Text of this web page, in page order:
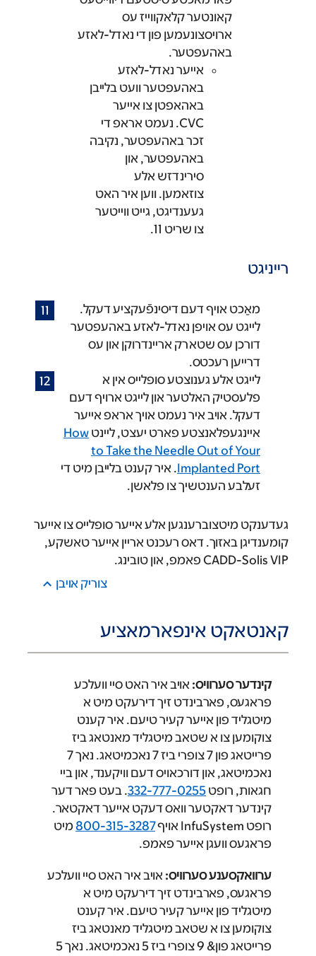
קאונטער קלאקווייז עס
ארויסצונעמען פון די נאדל-לאזע
באהעפטער.
אייער נאדל-לאזע
באהעפטער וועט בלייבן
באהאפטן צו אייער
CVC. נעמט אראפ די
זכר באהעפטער, נקיבה
באהעפטער, און
סירינדזש אלע
צוזאמען. ווען איר האט
געענדיגט, גייט ווייטער
צו שריט 11.
רײניגט
מאַכט אױף דעם דיסינפֿעקציע דעקל.
לייגט עס אויפן נאדל-לאזע באהעפטער
דורכן עס שטארק אריינדרוקן און עס
דרייען רעכטס.
לייגט אלע גענוצטע סופלייס אין א
פלעסטיק האלטער און לייגט ארויף דעם
דעקל. אויב איר נעמט אויך אראפ אייער
איינגעפלאנצטע פארט יעצט, ליינטHow
to Take the Needle Out of Your
Implanted Port. איר קענט בלייבן מיט די
זעלבע הענטשיך צו פלאשן.
געדענקט מיטצוברענגען אלע אייער סופלייס צו אייער
קומענדיגן באזוך. דאס רעכנט אריין אייער טאשקע,
CADD-Solis VIP פאמפ, און טובינג.
צוריק אױבן
קאנטאקט אינפארמאציע
קינדער סערוויס:אויב איר האט סיי וועלכע
פראגעס, פארבינדט זיך דירעקט מיט א
מיטגליד פון אייער קעיר טיעם. איר קענט
צוקומען צו א שטאב מיטגליד מאנטאג ביז
פרייטאג פון 7 צופרי ביז 7 נאכמיטאג. נאך 7
נאכמיטאג, און דורכאויס דעם וויקענד, און ביי
חגאות, רופט ‎332-777-0255. בעט פאר דער
קינדער דאקטער וואס דעקט אייער דאקטאר.
רופט InfuSystem אויף ‎
800-315-3287מיט
פראגעס וועגן אייער פאמפ.
ערוואקסענע סערוויס:אויב איר האט סיי וועלכע
פראגעס, פארבינדט זיך דירעקט מיט א
מיטגליד פון אייער קעיר טיעם. איר קענט
צוקומען צו א שטאב מיטגליד מאנטאג ביז
פרייטאג פון& 9 צופרי ביז 5 נאכמיטאג. נאך 5